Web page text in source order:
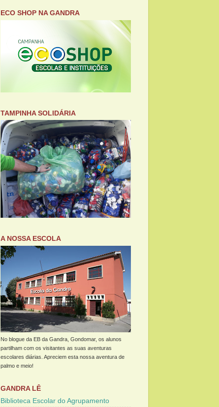
ECO SHOP NA GANDRA
TAMPINHA SOLIDÁRIA
A NOSSA ESCOLA
No blogue da EB da Gandra, Gondomar, os alunos
partilham com os visitantes as suas aventuras
escolares diárias. Apreciem esta nossa aventura de
palmo e meio!
GANDRA LÊ
Biblioteca Escolar do Agrupamento